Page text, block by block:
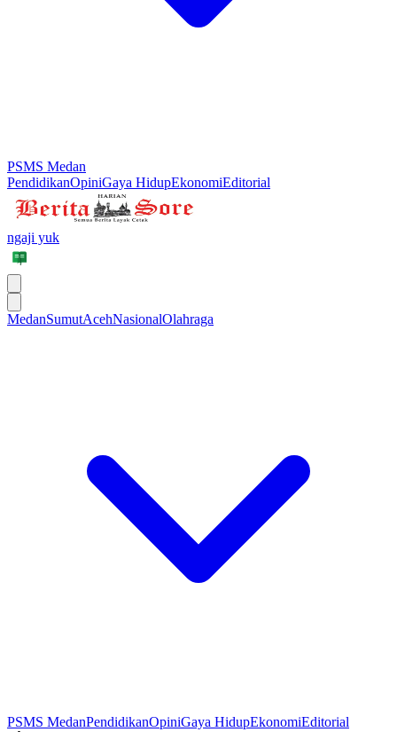
PSMS Medan
PendidikanOpiniGaya HidupEkonomiEditorial
ngaji yuk
MedanSumutAcehNasionalOlahraga
PSMS MedanPendidikanOpiniGaya HidupEkonomiEditorial